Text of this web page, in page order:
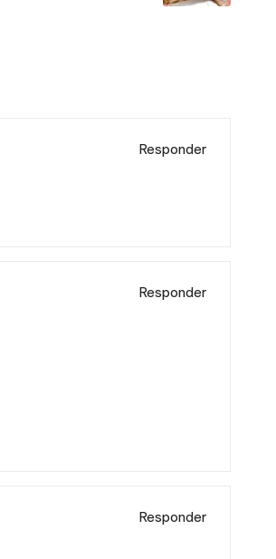
Responder
Responder
Responder